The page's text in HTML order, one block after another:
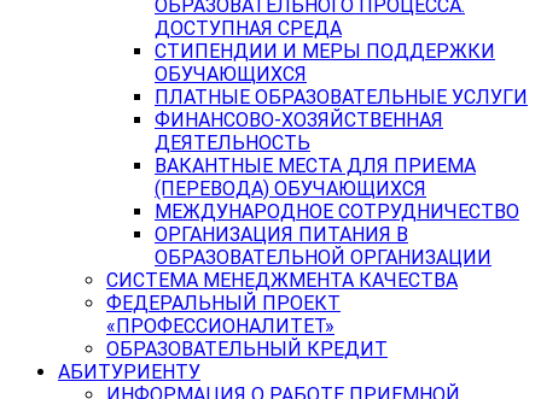
ОБРАЗОВАТЕЛЬНОГО ПРОЦЕССА.
ДОСТУПНАЯ СРЕДА
СТИПЕНДИИ И МЕРЫ ПОДДЕРЖКИ
ОБУЧАЮЩИХСЯ
ПЛАТНЫЕ ОБРАЗОВАТЕЛЬНЫЕ УСЛУГИ
ФИНАНСОВО-ХОЗЯЙСТВЕННАЯ
ДЕЯТЕЛЬНОСТЬ
ВАКАНТНЫЕ МЕСТА ДЛЯ ПРИЕМА
(ПЕРЕВОДА) ОБУЧАЮЩИХСЯ
МЕЖДУНАРОДНОЕ СОТРУДНИЧЕСТВО
ОРГАНИЗАЦИЯ ПИТАНИЯ В
ОБРАЗОВАТЕЛЬНОЙ ОРГАНИЗАЦИИ
СИСТЕМА МЕНЕДЖМЕНТА КАЧЕСТВА
ФЕДЕРАЛЬНЫЙ ПРОЕКТ
«ПРОФЕССИОНАЛИТЕТ»
ОБРАЗОВАТЕЛЬНЫЙ КРЕДИТ
АБИТУРИЕНТУ